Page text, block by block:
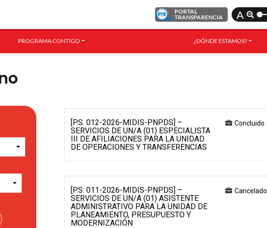
PORTAL
TRANSPARENCIA
A
PROGRAMA CONTIGO ¿DÓNDE ESTAMOS?
[P.S. 012-2026-MIDIS-PNPDS] –
SERVICIOS DE UN/A (01) ESPECIALISTA
III DE AFILIACIONES PARA LA UNIDAD
DE OPERACIONES Y TRANSFERENCIAS
Concluido
[P.S. 011-2026-MIDIS-PNPDS] –
SERVICIOS DE UN/A (01) ASISTENTE
ADMINISTRATIVO PARA LA UNIDAD DE
PLANEAMIENTO, PRESUPUESTO Y
MODERNIZACIÓN
Cancelado